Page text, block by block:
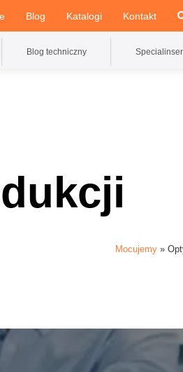
Blog Katalogi Kontakt
Blog techniczny
Mocujemy »